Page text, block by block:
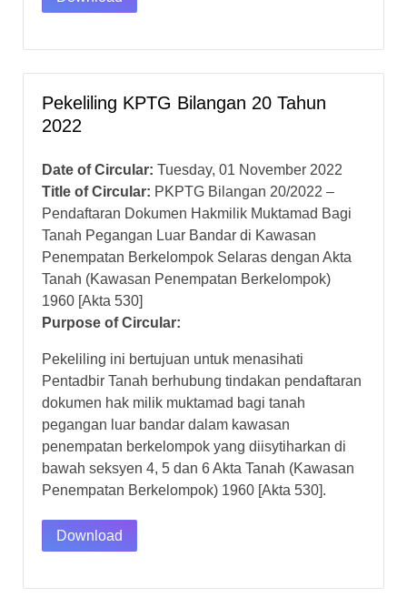
Pekeliling KPTG Bilangan 20 Tahun
2022
Date of Circular: Tuesday, 01 November 2022
Title of Circular: PKPTG Bilangan 20/2022 –
Pendaftaran Dokumen Hakmilik Muktamad Bagi
Tanah Pegangan Luar Bandar di Kawasan
Penempatan Berkelompok Selaras dengan Akta
Tanah (Kawasan Penempatan Berkelompok)
1960 [Akta 530]
Purpose of Circular:
Pekeliling ini bertujuan untuk menasihati
Pentadbir Tanah berhubung tindakan pendaftaran
dokumen hak milik muktamad bagi tanah
pegangan luar bandar dalam kawasan
penempatan berkelompok yang diisytiharkan di
bawah seksyen 4, 5 dan 6 Akta Tanah (Kawasan
Penempatan Berkelompok) 1960 [Akta 530].
Download